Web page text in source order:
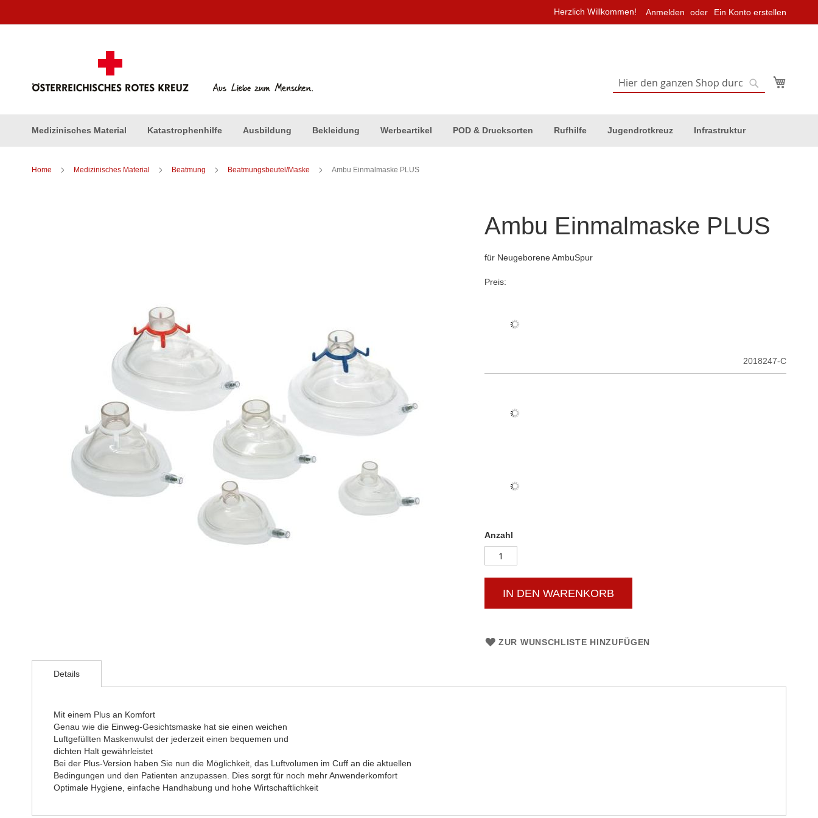
zum
Herzlich Willkommen! Anmelden Ein Konto erstellen
Suche
Medizinisches Material Katastrophenhilfe Ausbildung Bekleidung Werbeartikel POD & Drucksorten Rufhilfe Jugendrotkreuz Infrastruktur
Home Medizinisches Material Beatmung Beatmungsbeutel/Maske Ambu Einmalmaske PLUS
Ambu Einmalmaske PLUS
für Neugeborene AmbuSpur
Preis:
2018247-C
Anzahl
IN DEN WARENKORB
ZUR WUNSCHLISTE HINZUFÜGEN
Anfang
Details
Mit einem Plus an Komfort
Genau wie die Einweg-Gesichtsmaske hat sie einen weichen
Luftgefüllten Maskenwulst der jederzeit einen bequemen und
dichten Halt gewährleistet
Bei der Plus-Version haben Sie nun die Möglichkeit, das Luftvolumen im Cuff an die aktuellen
Bedingungen und den Patienten anzupassen. Dies sorgt für noch mehr Anwenderkomfort
Optimale Hygiene, einfache Handhabung und hohe Wirtschaftlichkeit